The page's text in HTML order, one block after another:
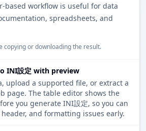
based workflow is useful for data
spreadsheets, and
copying or downloading the result.
INI設定 with preview
upload a supported file, or extract a
page. The table editor shows the
you generate INI設定, so you can
and formatting issues early.